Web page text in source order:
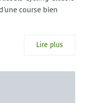
course bien
Lire plus